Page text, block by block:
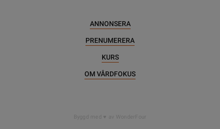
ANNONSERA
PRENUMERERA
KURS
OM VÅRDFOKUS
Byggd med av WonderFour